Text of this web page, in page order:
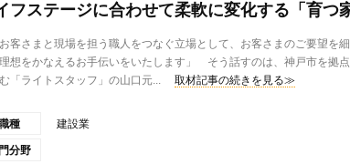
フステージに合わせて柔軟に変化する「育つ
客さまと現場を担う職人をつなぐ立場として、お客さまのご要望を
想をかなえるお手伝いをいたします」 そう話すのは、神戸市を拠
「ライトスタッフ」の山口元...
取材記事の続きを見る≫
種 建設業
分野